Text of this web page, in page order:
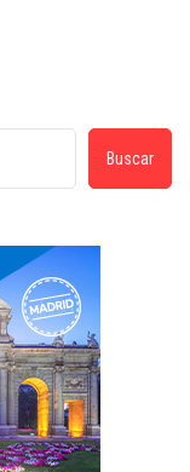
Buscar